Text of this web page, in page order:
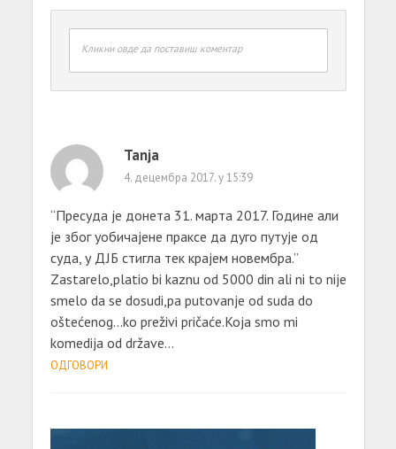
Кликни овде да поставиш коментар
Tanja
4. децембра 2017. у 15:39
“Пресуда је донета 31. марта 2017. Године али
је због уобичајене праксе да дуго путује од
суда, у ДЈБ стигла тек крајем новембра.”
Zastarelo,platio bi kaznu od 5000 din ali ni to nije
smelo da se dosudi,pa putovanje od suda do
oštećenog…ko preživi pričaće.Koja smo mi
komedija od države…
ОДГОВОРИ